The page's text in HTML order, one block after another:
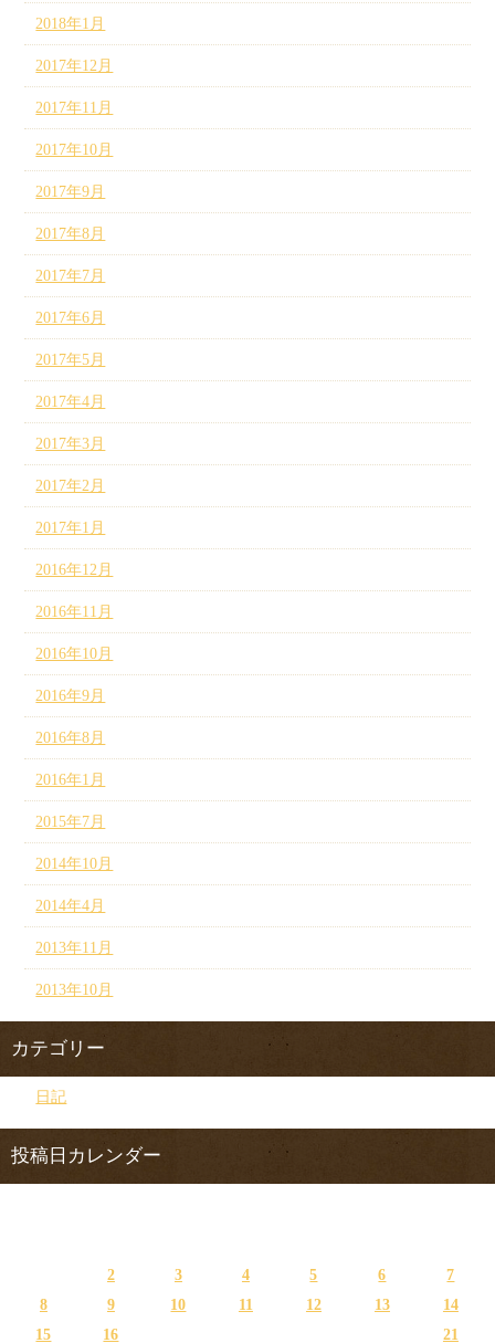
2018年1月
2017年12月
2017年11月
2017年10月
2017年9月
2017年8月
2017年7月
2017年6月
2017年5月
2017年4月
2017年3月
2017年2月
2017年1月
2016年12月
2016年11月
2016年10月
2016年9月
2016年8月
2016年1月
2015年7月
2014年10月
2014年4月
2013年11月
2013年10月
カテゴリー
日記
投稿日カレンダー
2 3 4 5 6
7
8
9 10 11 12 13
14
15
16 21